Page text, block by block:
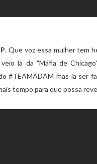
. Que voz essa mulher tem
lá da "Máfia de
#TEAMADAM mas ia ser
tempo para que possa